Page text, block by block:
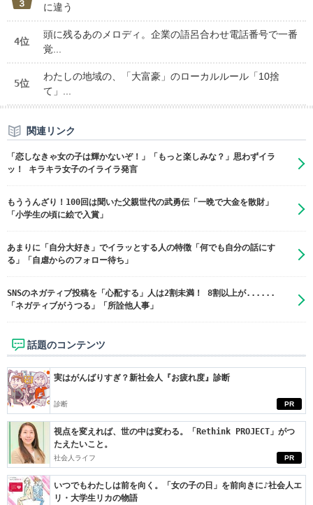
に違う
4位
頭に残るあのメロディ。企業の語呂合わせ電話番号で一番
覚...
5位
わたしの地域の、「大富豪」のローカルルール「10捨
て」...
関連リンク
「恋しなきゃ女の子は輝かないぞ！」「もっと楽しみな？」思わずイラ
ッ！ キラキラ女子のイライラ発言
もううんざり！100回は聞いた父親世代の武勇伝「一晩で大金を散財」
「小学生の頃に絵で入賞」
あまりに「自分大好き」でイラッとする人の特徴「何でも自分の話にす
る」「自虐からのフォロー待ち」
SNSのネガティブ投稿を「心配する」人は2割未満！ 8割以上が......
「ネガティブがうつる」「所詮他人事」
話題のコンテンツ
PR
実はがんばりすぎ？新社会人『お疲れ度』診断
診断
PR
視点を変えれば、世の中は変わる。「Rethink PROJECT」がつ
たえたいこと。
社会人ライフ
いつでもわたしは前を向く。「女の子の日」を前向きに♪社会人エ
リ・大学生リカの物語